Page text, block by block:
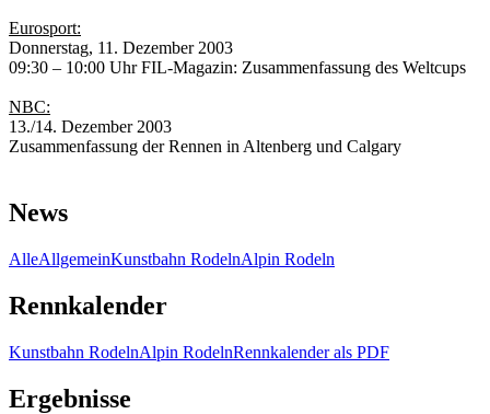
Eurosport:
Donnerstag, 11. Dezember 2003
09:30 – 10:00 Uhr FIL-Magazin: Zusammenfassung des Weltcups
NBC:
13./14. Dezember 2003
Zusammenfassung der Rennen in Altenberg und Calgary
News
AlleAllgemeinKunstbahn RodelnAlpin Rodeln
Rennkalender
Kunstbahn RodelnAlpin RodelnRennkalender als PDF
Ergebnisse